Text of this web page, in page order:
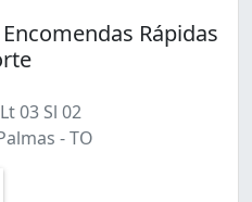
Rápidas
03 Sl 02
- TO